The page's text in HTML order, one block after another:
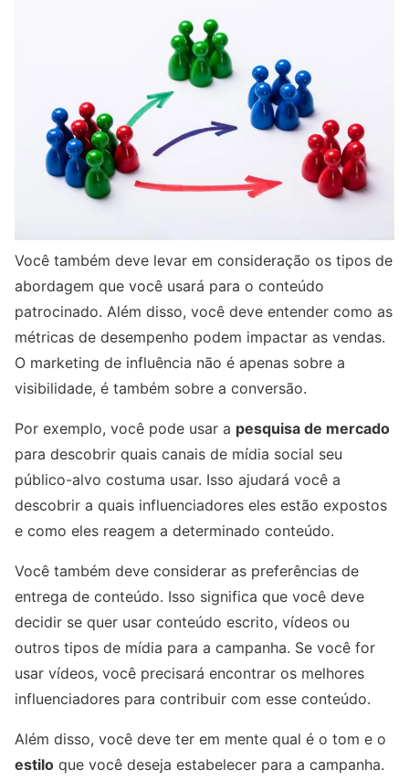
Você também deve levar em consideração os tipos de
abordagem que você usará para o conteúdo
patrocinado. Além disso, você deve entender como as
métricas de desempenho podem impactar as vendas.
O marketing de influência não é apenas sobre a
visibilidade, é também sobre a conversão.
Por exemplo, você pode usar a pesquisa de mercado
para descobrir quais canais de mídia social seu
público-alvo costuma usar. Isso ajudará você a
descobrir a quais influenciadores eles estão expostos
e como eles reagem a determinado conteúdo.
Você também deve considerar as preferências de
entrega de conteúdo. Isso significa que você deve
decidir se quer usar conteúdo escrito, vídeos ou
outros tipos de mídia para a campanha. Se você for
usar vídeos, você precisará encontrar os melhores
influenciadores para contribuir com esse conteúdo.
Além disso, você deve ter em mente qual é o tom e o
estilo que você deseja estabelecer para a campanha.